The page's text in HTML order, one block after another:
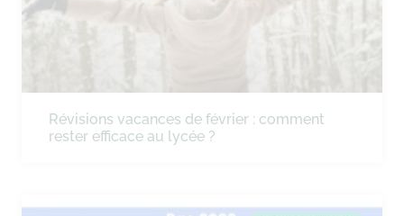
Révisions vacances de février : comment
rester efficace au lycée ?